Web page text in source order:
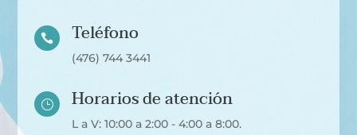
 Teléfono
(476) 744 3441
} Horarios de atención
L a V: 10:00 a 2:00 - 4:00 a 8:00.